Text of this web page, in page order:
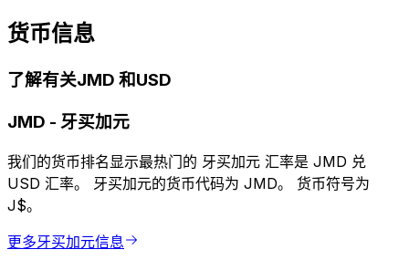
货币信息
了解有关JMD 和USD
JMD - 牙买加元
我们的货币排名显示最热门的 牙买加元 汇率是 JMD 兑
USD 汇率。 牙买加元的货币代码为 JMD。 货币符号为
J$。
更多牙买加元信息